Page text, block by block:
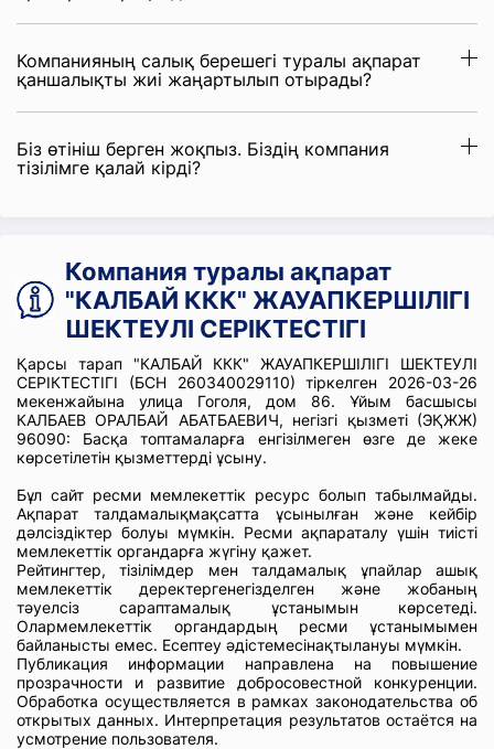
Компанияның салық берешегі туралы ақпарат
қаншалықты жиі жаңартылып отырады?
Біз өтініш берген жоқпыз. Біздің компания
тізілімге қалай кірді?
Компания туралы ақпарат
"КАЛБАЙ ККК" ЖАУАПКЕРШІЛІГІ
ШЕКТЕУЛІ СЕРІКТЕСТІГІ
Қарсы тарап "КАЛБАЙ ККК" ЖАУАПКЕРШІЛІГІ ШЕКТЕУЛІ
СЕРІКТЕСТІГІ (БСН 260340029110) тіркелген 2026-03-26
мекенжайына улица Гоголя, дом 86. Ұйым басшысы
КАЛБАЕВ ОРАЛБАЙ АБАТБАЕВИЧ, негізгі қызметі (ЭҚЖЖ)
96090: Басқа топтамаларға енгізілмеген өзге де жеке
көрсетілетін қызметтерді ұсыну.
Бұл сайт ресми мемлекеттік ресурс болып табылмайды.
Ақпарат талдамалықмақсатта ұсынылған және кейбір
дәлсіздіктер болуы мүмкін. Ресми ақпараталу үшін тиісті
мемлекеттік органдарға жүгіну қажет.
Рейтингтер, тізілімдер мен талдамалық ұпайлар ашық
мемлекеттік деректергенегізделген және жобаның
тәуелсіз сараптамалық ұстанымын көрсетеді.
Олармемлекеттік органдардың ресми ұстанымымен
байланысты емес. Есептеу әдістемесінақтылануы мүмкін.
Публикация информации направлена на повышение
прозрачности и развитие добросовестной конкуренции.
Обработка осуществляется в рамках законодательства об
открытых данных. Интерпретация результатов остаётся на
усмотрение пользователя.